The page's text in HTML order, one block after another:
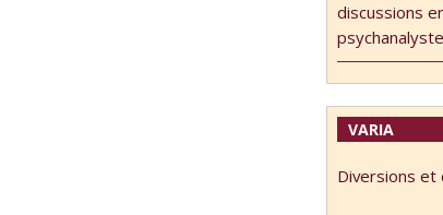
discussions
psychanalyste
VARIA
Diversions et